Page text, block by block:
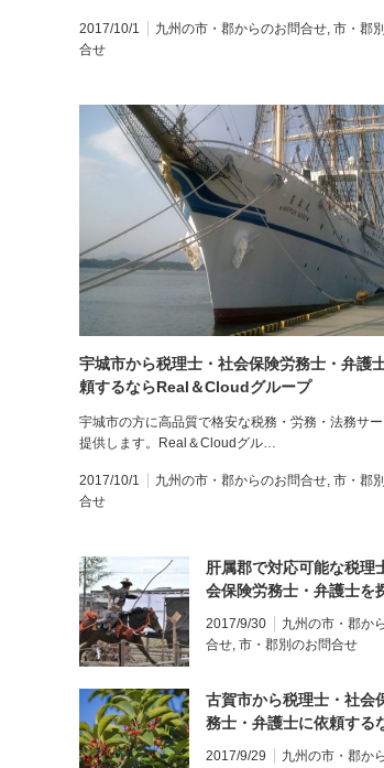
2017/10/1 九州の市・郡からのお問合せ, 市・郡
合せ
宇城市から税理士・社会保険労務士・弁護
頼するならReal＆Cloudグループ
宇城市の方に高品質で格安な税務・労務・法務サ
提供します。Real＆Cloudグル…
2017/10/1 九州の市・郡からのお問合せ, 市・郡
合せ
肝属郡で対応可能な税理
会保険労務士・弁護士を
らReal＆Cloudグループ
談ください。
2017/9/30
九州の市・郡か
合せ, 市・郡別のお問合せ
古賀市から税理士・社会
務士・弁護士に依頼する
Real＆Cloudグループ
2017/9/29
九州の市・郡か